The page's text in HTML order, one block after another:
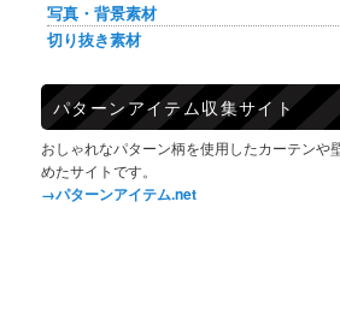
写真・背景素材
切り抜き素材
パターンアイテム収集サイト
おしゃれなパターン柄を使用したカーテンや
めたサイトです。
→パターンアイテム.net